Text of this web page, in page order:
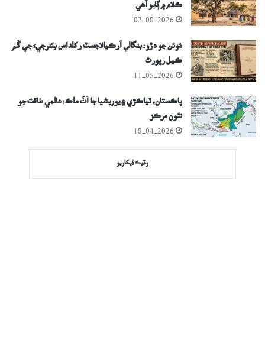
ڪلام ۾ ڳايو آھي
02-08-2026
مُوئن جو دڙو: بنگالي آرڪيالاجسٽ رکلداس بئنرجيءَ جي گُم
ڪيل رپورٽ
11-05-2026
پاڪستان، ٽياڪڙي ۽ يوريشيا جا اَٺَ ملڪ: عالمي طاقت جو
نئون مرڪز
18-04-2026
وڌيڪ ڏيکاريو